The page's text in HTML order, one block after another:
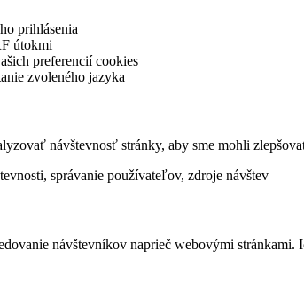
prihlásenia
útokmi
preferencií cookies
zvoleného jazyka
návštevnosť stránky, aby sme mohli
správanie používateľov, zdroje návštev
návštevníkov naprieč webovými